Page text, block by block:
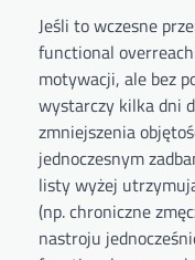
Jeśli to wczesne
functional
motywacji, ale bez
wystarczy kilka dni
zmniejszenia
jednoczesnym
listy wyżej
(np. chroniczne
nastroju